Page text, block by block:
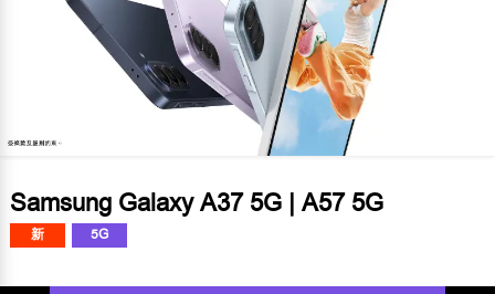
Samsung Galaxy A37 5G | A57 5G
新 5G